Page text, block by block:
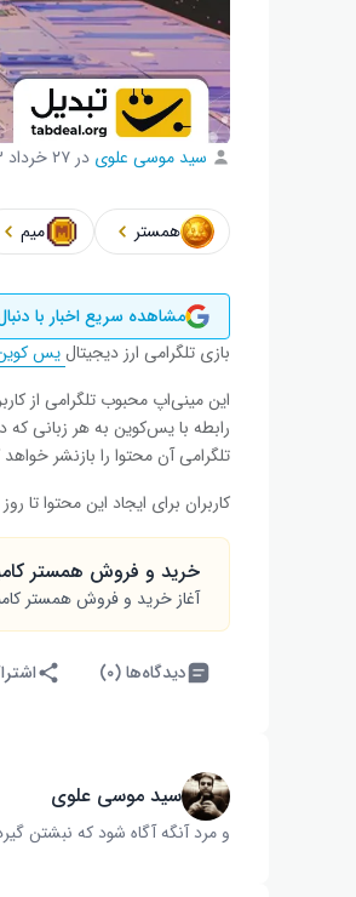
سید موسی علوی در ۲۷ خرداد ۱۴۰۳
همستر میم
مشاهده سریع اخبار با
بازی تلگرامی ارز دیجیتالیس
رابطه با یس‌کوین به هر زبانی
تلگرامی آن محتوا را بازنشر خواهد کرد و جایزه ۲۰۰۰ دلاری
کاربران برای ایجاد این محتوا تا روز سه‌شنبه ۲۹
خرید و فروش همستر
آغاز خرید و فروش همستر
دیدگاه‌ها (۰)
سید موسی علوی
و مرد آنگه آگاه شود که نبشتن